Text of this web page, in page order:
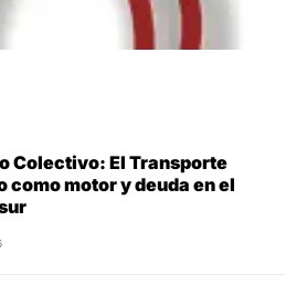
Colectivo: El Transporte
como motor y deuda en el